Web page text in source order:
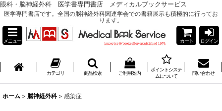
眼科・脳神経外科 医学書専門書店 メディカルブックサービス
医学専門書店です。全国の脳神経外科関連学会での書籍展示も積極的に行ってお
ります。
メニュー カート ログイン
カテゴリ 商品検索 ご利用案内
ポイントシステ
ムについて
問い合わせ
ホーム > 脳神経外科 > 感染症